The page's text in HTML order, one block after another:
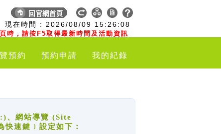
現在時間 : 2026/08/09 15:26:09
時，請按F5取得最新時間及活動資訊
預約 預約申請 我的紀錄
、網站導覽 (Site
速鍵﹞設定如下：